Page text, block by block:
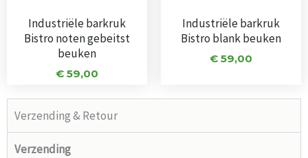
Industriële barkruk
Bistro noten gebeitst
beuken
€ 59,00
Industriële barkruk
Bistro blank beuken
€ 59,00
Verzending & Retour
Verzending